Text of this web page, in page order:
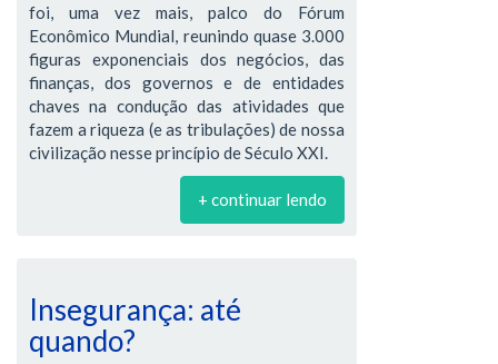
foi, uma vez mais, palco do Fórum
Econômico Mundial, reunindo quase 3.000
figuras exponenciais dos negócios, das
finanças, dos governos e de entidades
chaves na condução das atividades que
fazem a riqueza (e as tribulações) de nossa
civilização nesse princípio de Século XXI.
+ continuar lendo
Insegurança: até
quando?